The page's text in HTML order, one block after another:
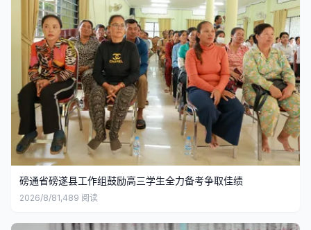
磅通省磅遂县工作组鼓励高三学生全力备考争取佳绩
2026/8/81,489 阅读